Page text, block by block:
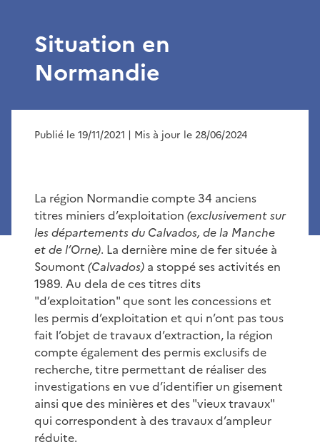
Situation en
Normandie
Publié le 19/11/2021 | Mis à jour le 28/06/2024
La région Normandie compte 34 anciens
titres miniers d’exploitation (exclusivement sur
les départements du Calvados, de la Manche
et de l’Orne). La dernière mine de fer située à
Soumont (Calvados) a stoppé ses activités en
1989. Au dela de ces titres dits
"d’exploitation" que sont les concessions et
les permis d’exploitation et qui n’ont pas tous
fait l’objet de travaux d’extraction, la région
compte également des permis exclusifs de
recherche, titre permettant de réaliser des
investigations en vue d’identifier un gisement
ainsi que des minières et des "vieux travaux"
qui correspondent à des travaux d’ampleur
réduite.